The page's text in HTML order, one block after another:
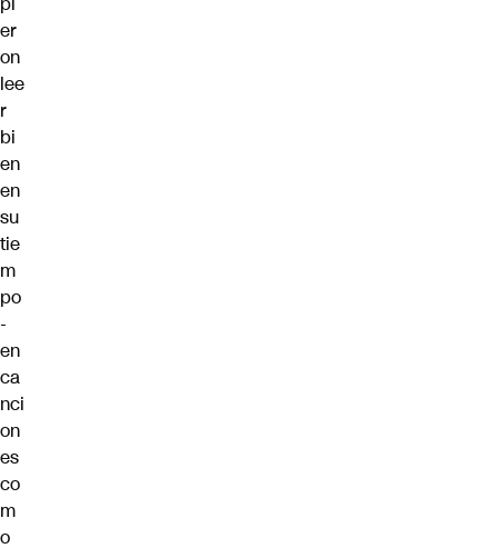
er
on
lee
r
bi
en
en
su
tie
m
po
-
en
ca
nci
on
es
co
m
o